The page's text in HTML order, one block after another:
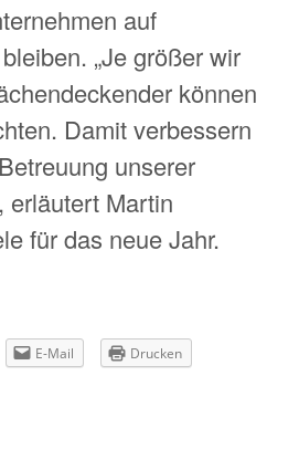
auf
„Je größer wir
können
Damit verbessern
unserer
erläutert Martin
für das neue Jahr.
E-Mail Drucken